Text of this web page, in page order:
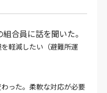
合員に話を聞いた。
軽減したい（避難所運
わった。柔軟な対応が必要